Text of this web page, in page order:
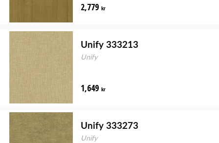
2,779 kr
Unify 333213
Unify
1,649 kr
Unify 333273
Unify